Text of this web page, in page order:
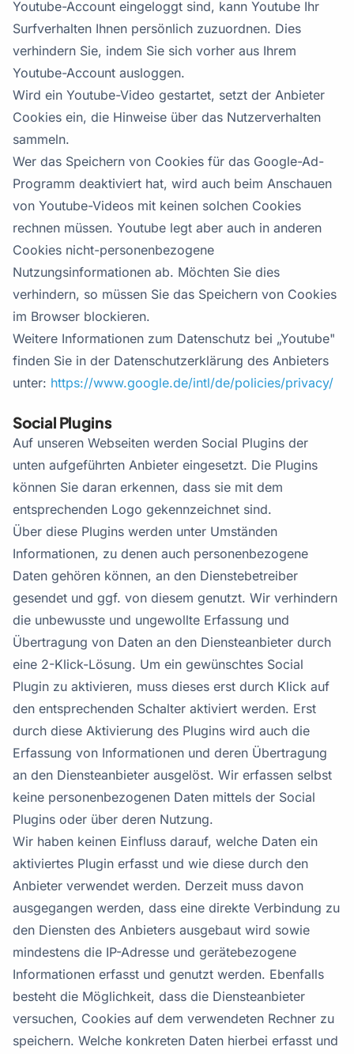
Youtube-Account eingeloggt sind, kann Youtube Ihr
Surfverhalten Ihnen persönlich zuzuordnen. Dies
verhindern Sie, indem Sie sich vorher aus Ihrem
Youtube-Account ausloggen.
Wird ein Youtube-Video gestartet, setzt der Anbieter
Cookies ein, die Hinweise über das Nutzerverhalten
sammeln.
Wer das Speichern von Cookies für das Google-Ad-
Programm deaktiviert hat, wird auch beim Anschauen
von Youtube-Videos mit keinen solchen Cookies
rechnen müssen. Youtube legt aber auch in anderen
Cookies nicht-personenbezogene
Nutzungsinformationen ab. Möchten Sie dies
verhindern, so müssen Sie das Speichern von Cookies
im Browser blockieren.
Weitere Informationen zum Datenschutz bei „Youtube"
finden Sie in der Datenschutzerklärung des Anbieters
unter: https://www.google.de/intl/de/policies/privacy/
Social Plugins
Auf unseren Webseiten werden Social Plugins der
unten aufgeführten Anbieter eingesetzt. Die Plugins
können Sie daran erkennen, dass sie mit dem
entsprechenden Logo gekennzeichnet sind.
Über diese Plugins werden unter Umständen
Informationen, zu denen auch personenbezogene
Daten gehören können, an den Dienstebetreiber
gesendet und ggf. von diesem genutzt. Wir verhindern
die unbewusste und ungewollte Erfassung und
Übertragung von Daten an den Diensteanbieter durch
eine 2-Klick-Lösung. Um ein gewünschtes Social
Plugin zu aktivieren, muss dieses erst durch Klick auf
den entsprechenden Schalter aktiviert werden. Erst
durch diese Aktivierung des Plugins wird auch die
Erfassung von Informationen und deren Übertragung
an den Diensteanbieter ausgelöst. Wir erfassen selbst
keine personenbezogenen Daten mittels der Social
Plugins oder über deren Nutzung.
Wir haben keinen Einfluss darauf, welche Daten ein
aktiviertes Plugin erfasst und wie diese durch den
Anbieter verwendet werden. Derzeit muss davon
ausgegangen werden, dass eine direkte Verbindung zu
den Diensten des Anbieters ausgebaut wird sowie
mindestens die IP-Adresse und gerätebezogene
Informationen erfasst und genutzt werden. Ebenfalls
besteht die Möglichkeit, dass die Diensteanbieter
versuchen, Cookies auf dem verwendeten Rechner zu
speichern. Welche konkreten Daten hierbei erfasst und